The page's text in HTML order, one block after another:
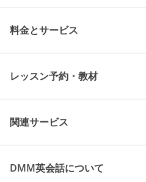
料金とサービス
レッスン予約・教材
関連サービス
DMM英会話について